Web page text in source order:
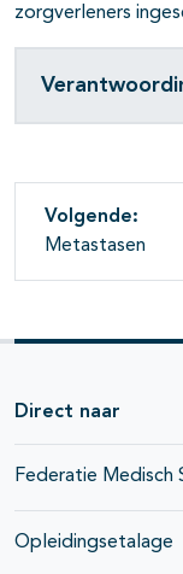
zorgverleners
Volgende:
Metastasen
Direct naar
Federatie Medisch
Opleidingsetalage